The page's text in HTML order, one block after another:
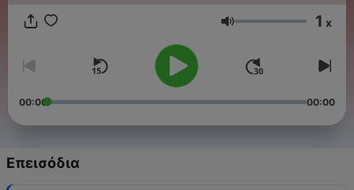
tengas: Instagram: @reggaesummerbeach Facebook Fan
reggaesummerbeach@gmail.com Link a Spotify:
spoti.fi/2UCH5Qg
Ένταση 1 x
00:00 00:00
Επεισόδια